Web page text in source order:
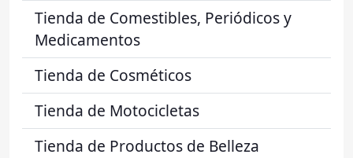
Tienda de Comestibles, Periódicos y
Medicamentos
Tienda de Cosméticos
Tienda de Motocicletas
Tienda de Productos de Belleza